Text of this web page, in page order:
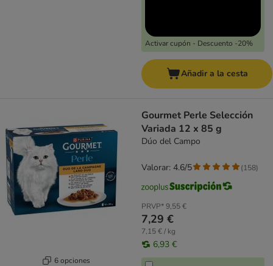
Activar cupón - Descuento -20%
Añadir a la cesta
6 opciones
Gourmet Perle Selección
Variada 12 x 85 g
Dúo del Campo
PRVP*9,55 €
7,29 €
7,15 € / kg
6,93 €
Valorar: 4.6/5 (158)